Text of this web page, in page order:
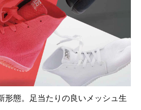
形態。足当たりの良いメッシュ生